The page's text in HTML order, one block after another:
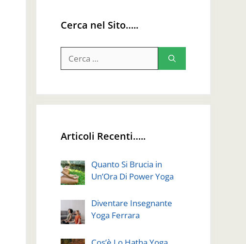
Cerca nel Sito…..
per:
Articoli Recenti…..
Quanto Si Brucia in
Un’Ora Di Power Yoga
Diventare Insegnante
Yoga Ferrara